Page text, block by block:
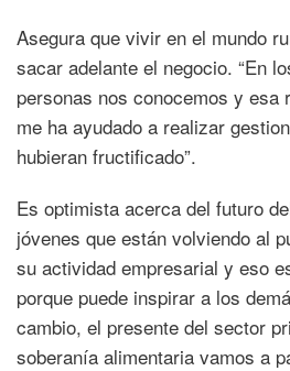
Asegura que vivir en el mundo
sacar adelante el negocio. “En
personas nos conocemos y esa
me ha ayudado a realizar
hubieran fructificado”.
Es optimista acerca del futuro
jóvenes que están volviendo al
su actividad empresarial y eso
porque puede inspirar a los
cambio, el presente del sector
soberanía alimentaria vamos a